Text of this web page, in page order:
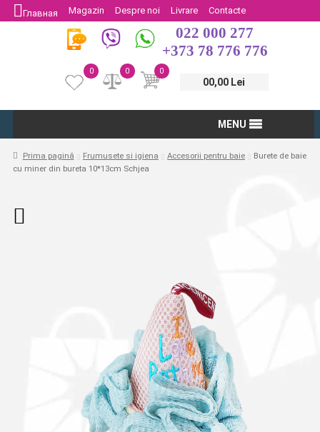
Главная Magazin Despre noi Livrare
Contacte
Protectia Consumatorului
Întoarcere
022 000 277
+373 78 776 776
0
00,00 Lei
0
0
MENU
Prima pagină Frumusete si igiena Accesorii pentru baie
Burete de baie
cu miner din bureta 10*13cm Schjea